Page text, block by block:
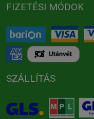
FIZETÉSI MÓDOK
SZÁLLÍTÁS